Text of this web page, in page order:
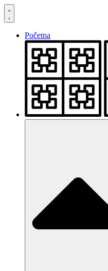
Skočite
na
Početna